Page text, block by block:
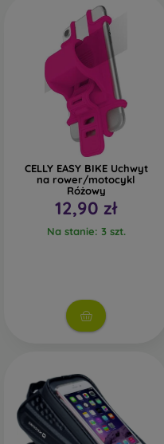
CELLY EASY BIKE Uchwyt
na rower/motocykl
Różowy
12,90 zł
Na stanie: 3 szt.